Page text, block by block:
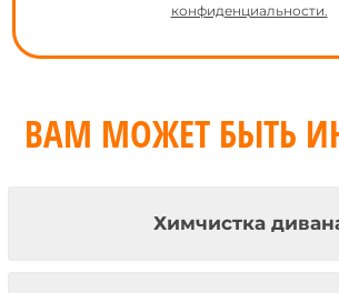
конфиденциальности.
ВАМ МОЖЕТ БЫТЬ
Химчистка